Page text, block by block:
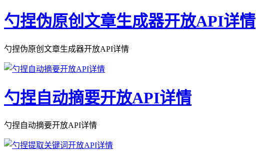
勺捏伪原创文章生成器开放API详情
勺捏伪原创文章生成器开放API详情
勺捏自动摘要开放API详情
勺捏自动摘要开放API详情